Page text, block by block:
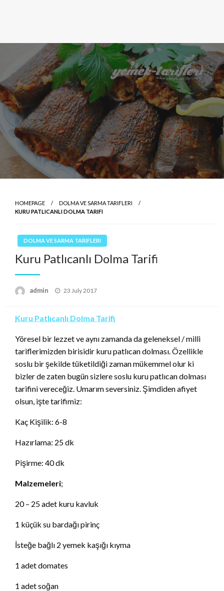
HOMEPAGE
DOLMA VE SARMA TARIFLERI
KURU PATLICANLI DOLMA TARIFI
DOLMA VE SARMA TARIFLERI
Kuru Patlıcanlı Dolma Tarifi
admin
Posted
23 July 2017
Kuru Patlıcanlı Dolma Tarifi
Yöresel bir lezzet ve aynı zamanda da geleneksel / milli
tariflerimizden birisidir kuru patlıcan dolması. Özellikle
soslu bir şekilde tüketildiği zaman mükemmel olur ki
bizler de zaten bugün sizlere soslu kuru patlıcan dolması
tarifini vereceğiz. Umarım seversiniz. Şimdiden afiyet
olsun, işte tarifimiz:
Kaç Kişilik: 6-8
Hazırlama: 25 dk
Pişirme: 40 dk
Malzemeleri;
20 – 25 adet kuru kavluk
1 küçük su bardağı pirinç
İsteğe bağlı 2 yemek kaşığı kıyma
1 adet domates
1 adet soğan